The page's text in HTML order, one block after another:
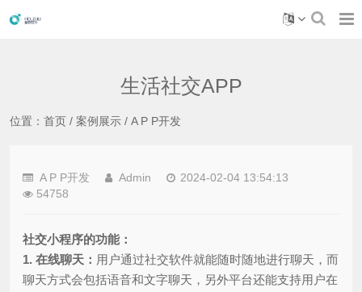
生活社交APP
位置： 首页 / 案例展示 / A P P开发
A P P开发 Admin
2024-02-04 13:54:13
54758
社交小程序的功能：
1. 在线聊天： 用户通过社交软件就能随时随地进行聊天，而
聊天方式会包括语音和文字聊天，另外平台还能支持用户在